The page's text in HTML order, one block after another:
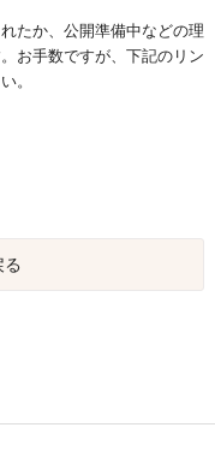
たか、公開準備中などの理
お手数ですが、下記のリン
。
る